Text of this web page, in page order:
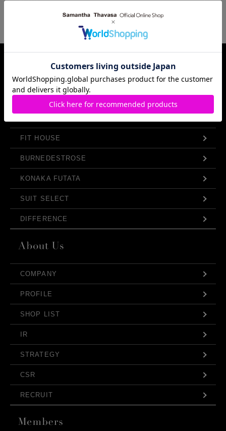
Samantha Thavasa Group Info.
FIT HOUSE
BURNEDESTROSE
KONAKA FUTATA
SUIT SELECT
DIFFERENCE
COMPANY
PROFILE
SHOP LIST
IR
STRATEGY
CSR
RECRUIT